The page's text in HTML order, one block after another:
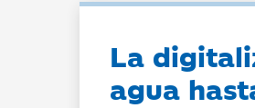
La
agua